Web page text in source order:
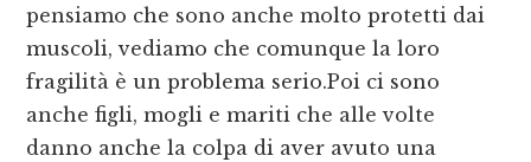
pensiamo che sono anche molto protetti dai
muscoli, vediamo che comunque la loro
fragilità è un problema serio.Poi ci sono
anche figli, mogli e mariti che alle volte
danno anche la colpa di aver avuto una